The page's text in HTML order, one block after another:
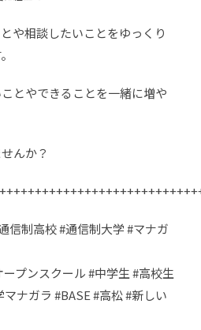
や相談したいことをゆっくり
とやできることを一緒に増や
んか？
信制高校 #通信制大学 #マナガ
プンスクール #中学生 #高校生
ナガラ #BASE #高松 #新しい